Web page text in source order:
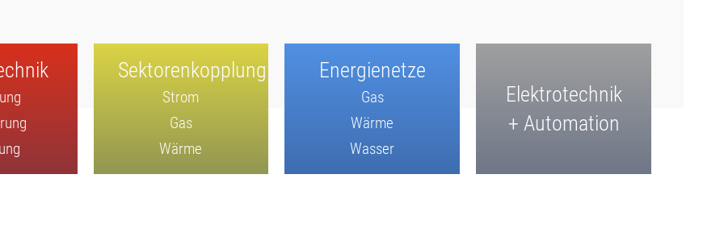
Sektorenkopplung
Strom
Gas
Wärme
Energienetze
Gas
Wärme
Wasser
Elektrotechnik
+ Automation